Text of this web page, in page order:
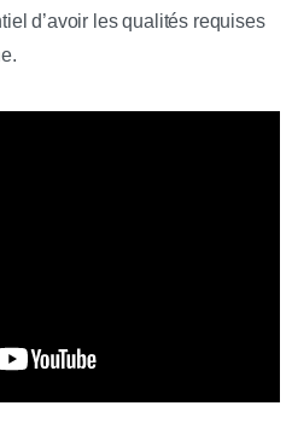
d’avoir les qualités requises